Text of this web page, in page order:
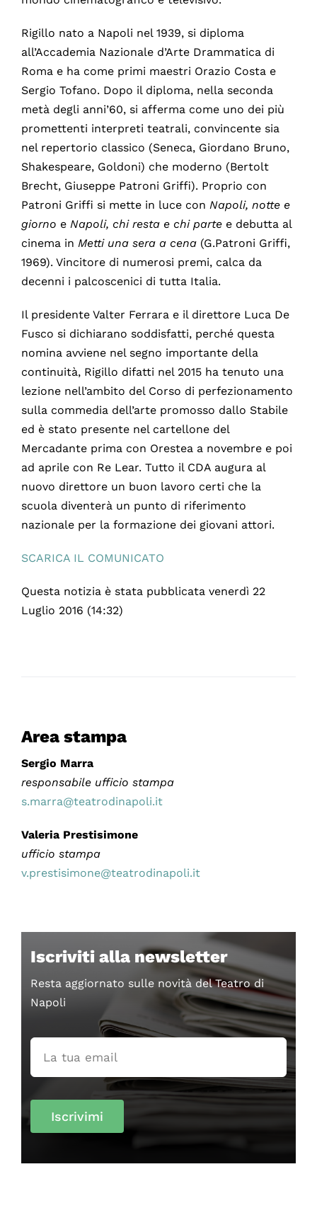
Rigillo nato a Napoli nel 1939, si diploma
all’Accademia Nazionale d’Arte Drammatica di
Roma e ha come primi maestri Orazio Costa e
Sergio Tofano. Dopo il diploma, nella seconda
metà degli anni’60, si afferma come uno dei più
promettenti interpreti teatrali, convincente sia
nel repertorio classico (Seneca, Giordano Bruno,
Shakespeare, Goldoni) che moderno (Bertolt
Brecht, Giuseppe Patroni Griffi). Proprio con
Patroni Griffi si mette in luce con Napoli, notte e
giorno e Napoli, chi resta e chi partee debutta al
cinema in Metti una sera a cena(G.Patroni Griffi,
1969). Vincitore di numerosi premi, calca da
decenni i palcoscenici di tutta Italia.
Il presidente Valter Ferrara e il direttore Luca De
Fusco si dichiarano soddisfatti, perché questa
nomina avviene nel segno importante della
continuità, Rigillo difatti nel 2015 ha tenuto una
lezione nell’ambito del Corso di perfezionamento
sulla commedia dell’arte promosso dallo Stabile
ed è stato presente nel cartellone del
Mercadante prima con Orestea a novembre e poi
ad aprile con Re Lear. Tutto il CDA augura al
nuovo direttore un buon lavoro certi che la
scuola diventerà un punto di riferimento
nazionale per la formazione dei giovani attori.
SCARICA IL COMUNICATO
Questa notizia è stata pubblicata venerdì 22
Luglio 2016 (14:32)
Area stampa
Sergio Marra
responsabile ufficio stampa
s.marra@teatrodinapoli.it
Valeria Prestisimone
ufficio stampa
v.prestisimone@teatrodinapoli.it
Iscriviti alla newsletter
Resta aggiornato sulle novità del Teatro di
Napoli
Iscrivimi